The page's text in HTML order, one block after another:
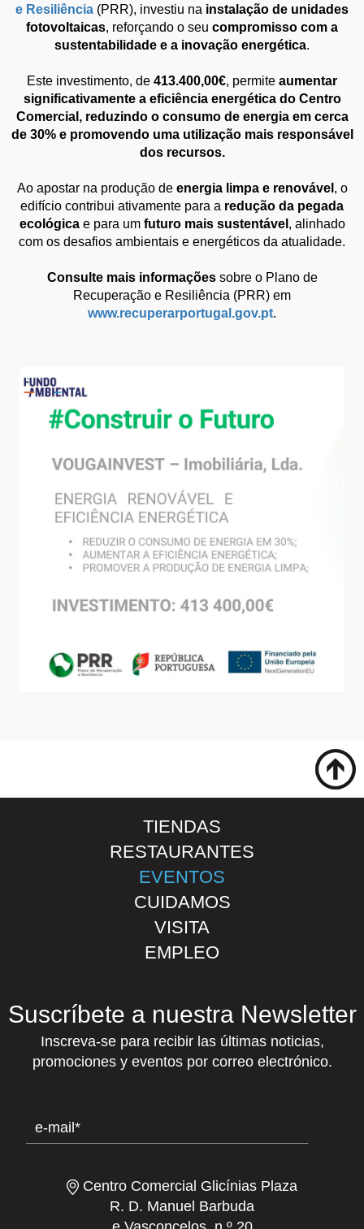
e Resiliência (PRR), investiu na instalação de unidades
fotovoltaicas, reforçando o seu compromisso com a
sustentabilidade e a inovação energética.
Este investimento, de 413.400,00€, permite aumentar
significativamente a eficiência energética do Centro
Comercial, reduzindo o consumo de energia em cerca
de 30% e promovendo uma utilização mais responsável
dos recursos.
Ao apostar na produção de energia limpa e renovável , o
edifício contribui ativamente para a redução da pegada
ecológicae para um futuro mais sustentável , alinhado
com os desafios ambientais e energéticos da atualidade.
Consulte mais informaçõessobre o Plano de
Recuperação e Resiliência (PRR) em
www.recuperarportugal.gov.pt.
TIENDAS
RESTAURANTES
EVENTOS
CUIDAMOS
VISITA
EMPLEO
Suscríbete a nuestra Newsletter
Inscreva-se para recibir las últimas noticias,
promociones y eventos por correo electrónico.
Centro Comercial Glicínias Plaza
R. D. Manuel Barbuda